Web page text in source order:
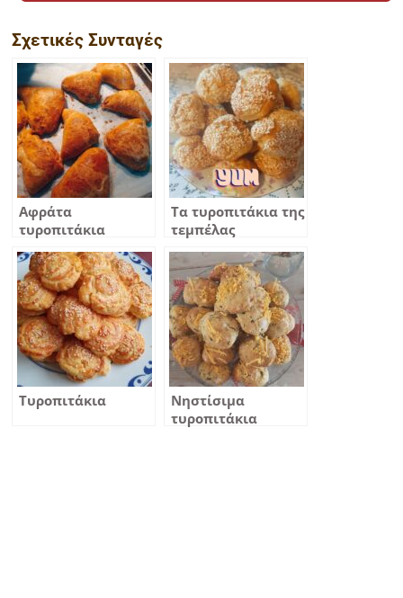
Σχετικές Συνταγές
Αφράτα
τυροπιτάκια
Τα τυροπιτάκια της
τεμπέλας
Τυροπιτάκια
Νηστίσιμα
τυροπιτάκια